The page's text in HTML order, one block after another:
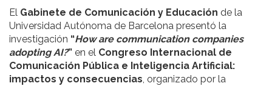
El Gabinete de Comunicación y Educación de la
Universidad Autónoma de Barcelona presentó la
investigación “How are communication companies
adopting AI?” en el Congreso Internacional de
Comunicación Pública e Inteligencia Artificial:
impactos y consecuencias, organizado por la